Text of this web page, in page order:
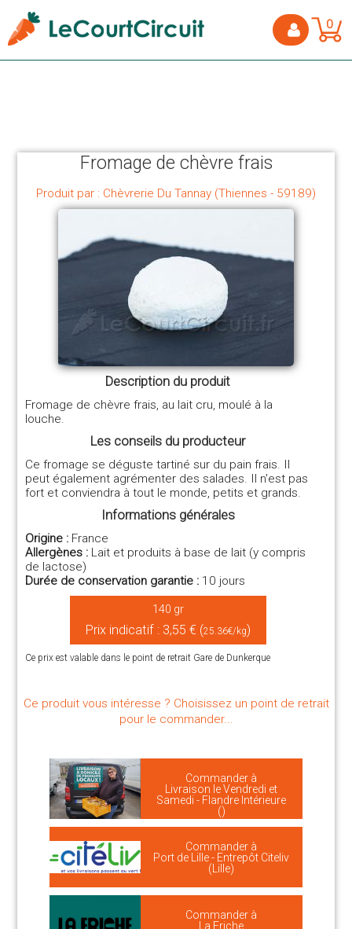
0
Fromage de chèvre frais
Produit par : Chèvrerie Du Tannay (Thiennes - 59189)
Description du produit
Fromage de chèvre frais, au lait cru, moulé à la
louche.
Les conseils du producteur
Ce fromage se déguste tartiné sur du pain frais. Il
peut également agrémenter des salades. Il n'est pas
fort et conviendra à tout le monde, petits et grands.
Informations générales
Origine : France
Allergènes : Lait et produits à base de lait (y compris
de lactose)
Durée de conservation garantie : 10 jours
140 gr
Prix indicatif : 3,55 € (25.36€/kg)
Ce prix est valable dans le point de retrait Gare de Dunkerque
Ce produit vous intéresse ? Choisissez un point de retrait
pour le commander...
Commander à
Livraison le Vendredi et
Samedi - Flandre Intérieure
()
Commander à
Port de Lille - Entrepôt Citeliv
(Lille)
Commander à
La Friche